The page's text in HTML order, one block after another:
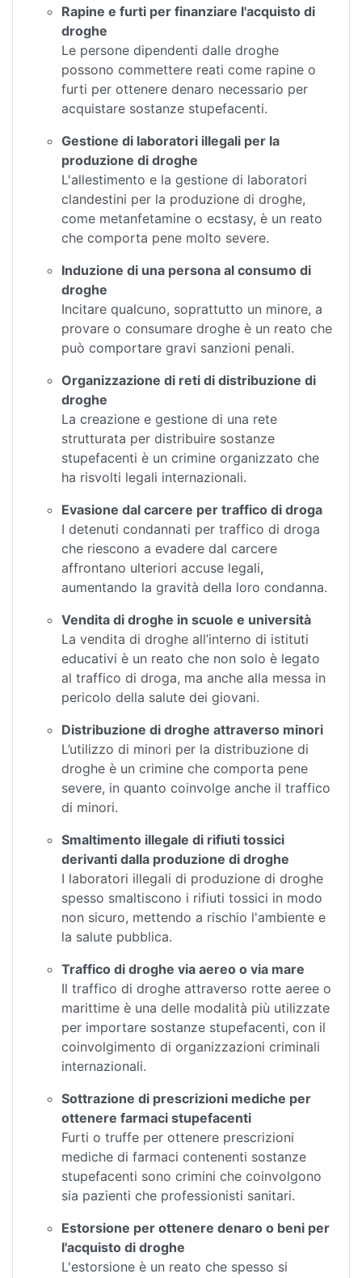
Rapine e furti per finanziare l'acquisto di
droghe
Le persone dipendenti dalle droghe
possono commettere reati come rapine o
furti per ottenere denaro necessario per
acquistare sostanze stupefacenti.
Gestione di laboratori illegali per la
produzione di droghe
L'allestimento e la gestione di laboratori
clandestini per la produzione di droghe,
come metanfetamine o ecstasy, è un reato
che comporta pene molto severe.
Induzione di una persona al consumo di
droghe
Incitare qualcuno, soprattutto un minore, a
provare o consumare droghe è un reato che
può comportare gravi sanzioni penali.
Organizzazione di reti di distribuzione di
droghe
La creazione e gestione di una rete
strutturata per distribuire sostanze
stupefacenti è un crimine organizzato che
ha risvolti legali internazionali.
Evasione dal carcere per traffico di droga
I detenuti condannati per traffico di droga
che riescono a evadere dal carcere
affrontano ulteriori accuse legali,
aumentando la gravità della loro condanna.
Vendita di droghe in scuole e università
La vendita di droghe all’interno di istituti
educativi è un reato che non solo è legato
al traffico di droga, ma anche alla messa in
pericolo della salute dei giovani.
Distribuzione di droghe attraverso minori
L’utilizzo di minori per la distribuzione di
droghe è un crimine che comporta pene
severe, in quanto coinvolge anche il traffico
di minori.
Smaltimento illegale di rifiuti tossici
derivanti dalla produzione di droghe
I laboratori illegali di produzione di droghe
spesso smaltiscono i rifiuti tossici in modo
non sicuro, mettendo a rischio l'ambiente e
la salute pubblica.
Traffico di droghe via aereo o via mare
Il traffico di droghe attraverso rotte aeree o
marittime è una delle modalità più utilizzate
per importare sostanze stupefacenti, con il
coinvolgimento di organizzazioni criminali
internazionali.
Sottrazione di prescrizioni mediche per
ottenere farmaci stupefacenti
Furti o truffe per ottenere prescrizioni
mediche di farmaci contenenti sostanze
stupefacenti sono crimini che coinvolgono
sia pazienti che professionisti sanitari.
Estorsione per ottenere denaro o beni per
l'acquisto di droghe
L'estorsione è un reato che spesso si